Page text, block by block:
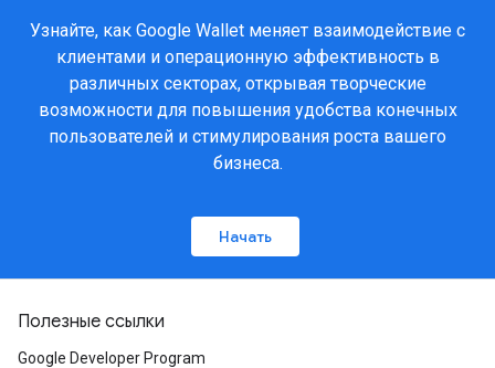
Узнайте, как Google Wallet меняет взаимодействие с
клиентами и операционную эффективность в
различных секторах, открывая творческие
возможности для повышения удобства конечных
пользователей и стимулирования роста вашего
бизнеса.
Начать
Полезные ссылки
Google Developer Program